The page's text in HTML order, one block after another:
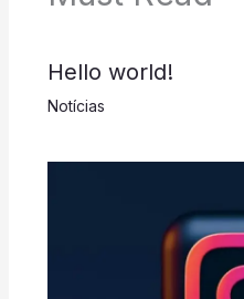
Hello world!
Notícias